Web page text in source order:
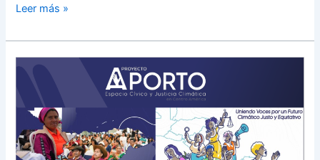
Leer más »
Derechos
Indígenas
y
Justicia
Climática
en